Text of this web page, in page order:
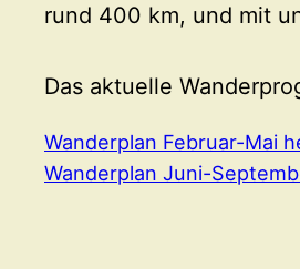
rund 400 km, und mit
Das aktuelle
Wanderplan Februar-Mai
Wanderplan Juni-